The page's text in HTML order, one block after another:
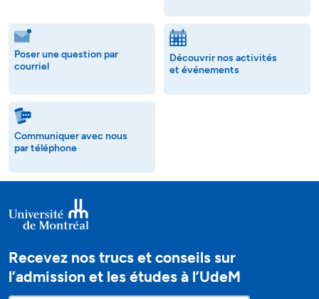
Poser une question par
courriel
Découvrir nos activités
et événements
Communiquer avec nous
par téléphone
Recevez nos trucs et conseils sur
l’admission et les études à l’UdeM